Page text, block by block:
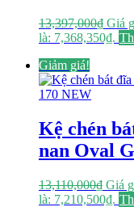
13,397,000₫ Giá
là: 7,368,350₫.
Giảm giá!
Kệ chén
nan Oval
13,110,000₫ Giá
là: 7,210,500₫.